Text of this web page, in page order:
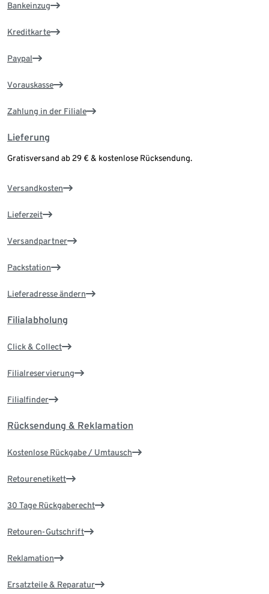
Bankeinzug
Kreditkarte
Paypal
Vorauskasse
Zahlung in der Filiale
Lieferung
Gratisversand ab 29 € & kostenlose Rücksendung.
Versandkosten
Lieferzeit
Versandpartner
Packstation
Lieferadresse ändern
Filialabholung
Click & Collect
Filialreservierung
Filialfinder
Rücksendung & Reklamation
Kostenlose Rückgabe / Umtausch
Retourenetikett
30 Tage Rückgaberecht
Retouren-Gutschrift
Reklamation
Ersatzteile & Reparatur